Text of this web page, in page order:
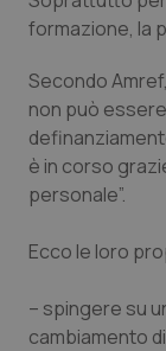
Rene &
Salute
Sangue
Tiroide
formazione, la
Secondo
non può
è in corso
personale”.
Ecco le loro
– spingere su
cambiamento